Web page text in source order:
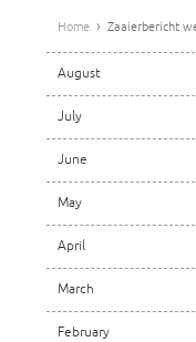
Home › Zaaierbericht
August
July
June
May
April
March
February